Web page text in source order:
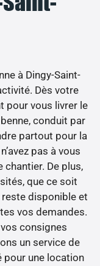
à Dingy-Saint-
Dès votre
pour vous livrer le
conduit par
partout pour la
pas à vous
chantier. De plus,
que ce soit
disponible et
vos demandes.
consignes
un service de
pour une location